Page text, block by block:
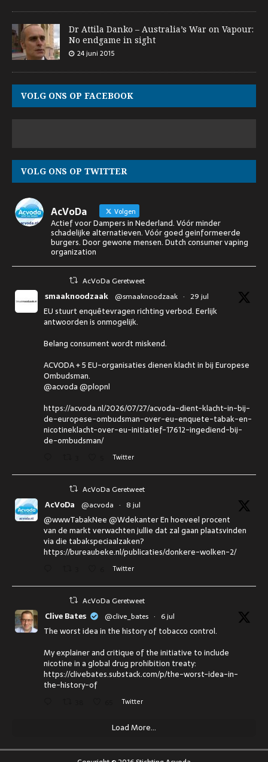
Dr Attila Danko – Australia’s War on Vapour:
No endgame in sight
24 juni 2015
VOLG ONS OP FACEBOOK
VOLG ONS OP TWITTER
AcVoDa Volgen
Actief voor Dampers in Nederland. Vóór minder
schadelijke alternatieven. Vóór goed geinformeerde
burgers. Door gewone mensen. Dutch consumer vaping
organization
AcVoDa Geretweet
smaaknoodzaak @smaaknoodzaak · 29 jul
EU stuurt enquêtevragen richting verbod. Eerlijk
antwoorden is onmogelijk.
Belang consument wordt miskend.
ACVODA + 5 EU-organisaties dienen klacht in bij Europese
Ombudsman.
@acvoda @plopnl
https://acvoda.nl/2026/07/27/acvoda-dient-klacht-in-bij-
de-europese-ombudsman-over-eu-enquete-tabak-en-
nicotineklacht-over-eu-initiatief-17612-ingediend-bij-
de-ombudsman/
Twitter
AcVoDa Geretweet
AcVoDa @acvoda · 8 jul
@wwwTabakNee @Wdekanter En hoeveel procent
van de markt verwachten jullie dat zal gaan plaatsvinden
via die tabakspeciaalzaken?
https://bureaubeke.nl/publicaties/donkere-wolken-2/
Twitter
AcVoDa Geretweet
Clive Bates @clive_bates · 6 jul
The worst idea in the history of tobacco control.
My explainer and critique of the initiative to include
nicotine in a global drug prohibition treaty:
https://clivebates.substack.com/p/the-worst-idea-in-
the-history-of
Twitter
Load More...